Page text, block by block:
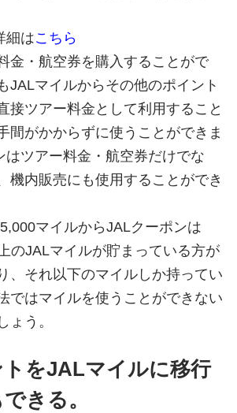
細はこちら
金・航空券を購入することがで
JALマイルからその他のポイント
接ツアー料金として利用すること
間がかからずに使うことができま
はツアー料金・航空券だけでな
機内販売にも使用することができ
マイルからJALクーポンは
のJALマイルが貯まっている方が
、それ以下のマイルしか持ってい
ではマイルを使うことができない
ょう。
をJALマイルに移行
きる。